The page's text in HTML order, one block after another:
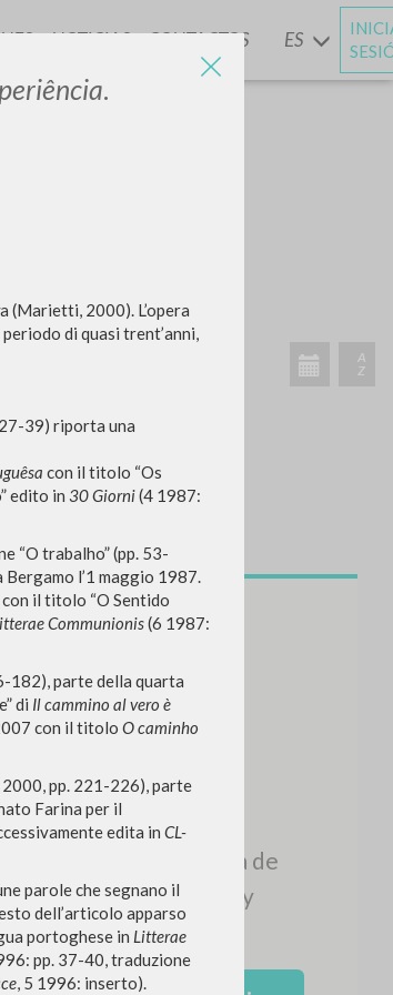
.
a (Marietti, 2000). L’opera
di quasi trent’anni,
27-39) riporta una
con il titolo “Os
edito in 30 Giorni(4 1987:
“O trabalho” (pp. 53-
l’1 maggio 1987.
il titolo “O Sentido
Communionis(6 1987:
182), parte della quarta
di Il cammino al vero è
con il titolo O caminho
2000, pp. 221-226), parte
Farina per il
edita in CL-
parole che segnano il
dell’articolo apparso
portoghese in Litterae
pp. 37-40, traduzione
, 5 1996: inserto).
YNOTICIAS CONTACTOS ES
actualizada de